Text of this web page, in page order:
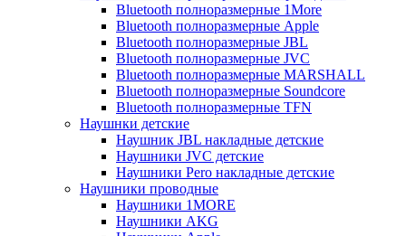
Bluetooth полноразмерные 1More
Bluetooth полноразмерные Apple
Bluetooth полноразмерные JBL
Bluetooth полноразмерные JVC
Bluetooth полноразмерные MARSHALL
Bluetooth полноразмерные Soundcore
Bluetooth полноразмерные TFN
Наушнки детские
Наушник JBL накладные детские
Наушники JVC детские
Наушники Pero накладные детские
Наушники проводные
Наушники 1MORE
Наушники AKG